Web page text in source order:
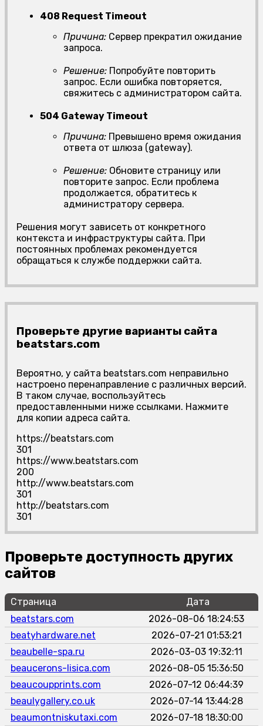
408 Request Timeout
Причина: Сервер прекратил ожидание
запроса.
Решение: Попробуйте повторить
запрос. Если ошибка повторяется,
свяжитесь с администратором сайта.
504 Gateway Timeout
Причина: Превышено время ожидания
ответа от шлюза (gateway).
Решение: Обновите страницу или
повторите запрос. Если проблема
продолжается, обратитесь к
администратору сервера.
Решения могут зависеть от конкретного
контекста и инфраструктуры сайта. При
постоянных проблемах рекомендуется
обращаться к службе поддержки сайта.
Проверьте другие варианты сайта
beatstars.com
Вероятно, у сайта beatstars.com неправильно
настроено перенаправление с различных версий.
В таком случае, воспользуйтесь
предоставленными ниже ссылками. Нажмите
для копии адреса сайта.
https://beatstars.com
301
https://www.beatstars.com
200
http://www.beatstars.com
301
http://beatstars.com
301
Проверьте доступность других
сайтов
Страница
Дата
beatstars.com
2026-08-06 18:24:53
beatyhardware.net
2026-07-21 01:53:21
beaubelle-spa.ru
2026-03-03 19:32:11
beaucerons-lisica.com
2026-08-05 15:36:50
beaucoupprints.com
2026-07-12 06:44:39
beaulygallery.co.uk
2026-07-14 13:44:28
beaumontniskutaxi.com
2026-07-18 18:30:00